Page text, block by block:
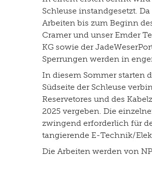
Schleuse instandgesetzt.
Arbeiten bis zum Beginn
Cramer und unser Emder
KG sowie der
Sperrungen werden in
In diesem Sommer starten
Südseite der Schleuse
Reservetores und des
2025 vergeben. Die
zwingend erforderlich für
tangierende E-Technik/
Die Arbeiten werden von